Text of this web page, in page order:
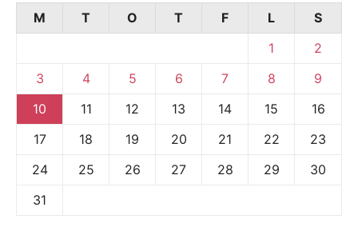
M
T O T F L
S
1
2
3
4 5 6 7 8
9
10
11 12 13 14 15
16
17
18 19 20 21 22
23
24
25 26 27 28 29
30
31